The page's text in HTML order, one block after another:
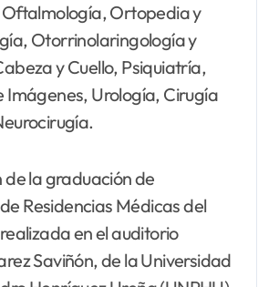
Ortopedia y
Otorrinolaringología y
y Cuello, Psiquiatría,
Imágenes, Urología, Cirugía
de la graduación de
Residencias Médicas del
en el auditorio
Saviñón, de la Universidad